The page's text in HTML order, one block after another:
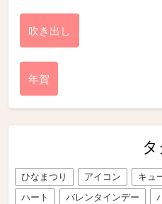
吹き出し
年賀
ひなまつり アイコン キュ
ハート
バレンタインデー